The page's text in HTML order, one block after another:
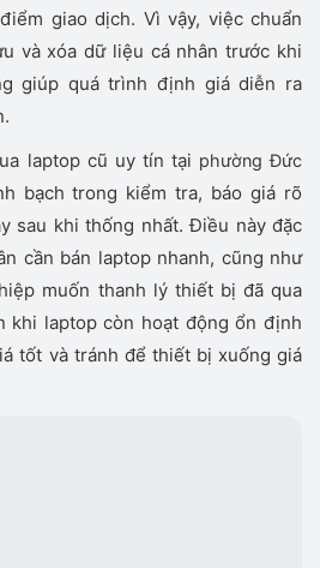
giao dịch. Vì vậy, việc chuẩn
và xóa dữ liệu cá nhân trước khi
giúp quá trình định giá diễn ra
laptop cũ uy tín tại phường Đức
bạch trong kiểm tra, báo giá rõ
sau khi thống nhất. Điều này đặc
cần bán laptop nhanh, cũng như
muốn thanh lý thiết bị đã qua
khi laptop còn hoạt động ổn định
tốt và tránh để thiết bị xuống giá